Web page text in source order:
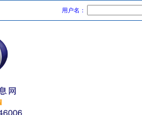
用户名：